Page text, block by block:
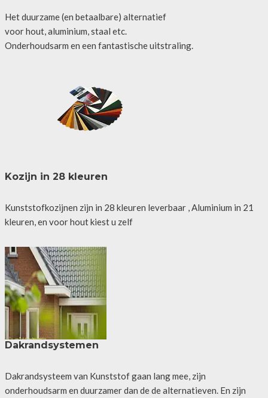
Het duurzame (en betaalbare) alternatief
voor hout, aluminium, staal etc.
Onderhoudsarm en een fantastische uitstraling.
Kozijn in 28 kleuren
Kunststofkozijnen zijn in 28 kleuren leverbaar , Aluminium in 21
kleuren, en voor hout kiest u zelf
Dakrandsystemen
Dakrandsysteem van Kunststof gaan lang mee, zijn
onderhoudsarm en duurzamer dan de de alternatieven. En zijn